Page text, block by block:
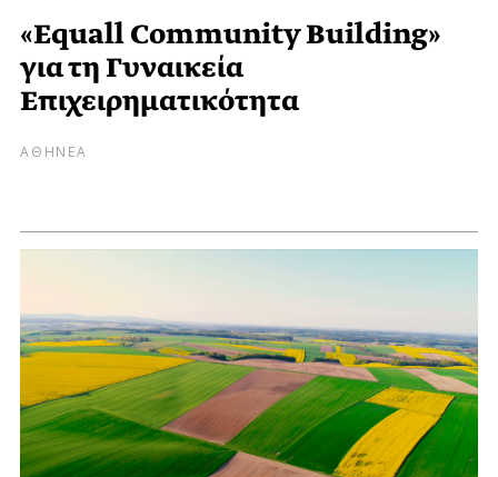
«Equall Community Building»
για τη Γυναικεία
Επιχειρηματικότητα
ΑΘΗΝΕΑ